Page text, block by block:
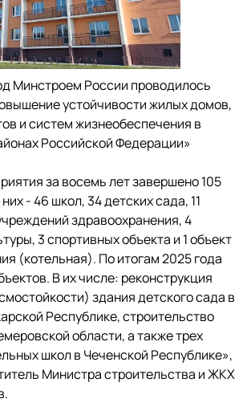
Минстроем России проводилось
устойчивости жилых домов,
и систем жизнеобеспечения в
Российской Федерации»
за восемь лет завершено 105
- 46 школ, 34 детских сада, 11
здравоохранения, 4
3 спортивных объекта и 1 объект
(котельная). По итогам 2025 года
В их числе: реконструкция
здания детского сада в
Республике, строительство
области, а также трех
школ в Чеченской Республике»,
Министра строительства и ЖКХ